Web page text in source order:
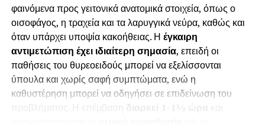
το κοινό σας, μπορείτε να το προτείνετε ή να το
αναδημοσιεύσετε με σχετική αναφορά.
Δείτε το άρθρο στο ακόλουθο link:
https://diaitologos.com/diaita/enesimes-therapeies-
meiosis-varous-ozempic-mounjaro-odigos/
φαινόμενα προς γειτονικά ανατομικά στοιχεία, όπως ο
οισοφάγος, η τραχεία και τα λαρυγγικά νεύρα, καθώς και
όταν υπάρχει υποψία κακοήθειας. Η έγκαιρη
αντιμετώπιση έχει ιδιαίτερη σημασία, επειδή οι
παθήσεις του θυρεοειδούς μπορεί να εξελίσσονται
ύπουλα και χωρίς σαφή συμπτώματα, ενώ η
καθυστέρηση μπορεί να οδηγήσει σε επιδείνωση του